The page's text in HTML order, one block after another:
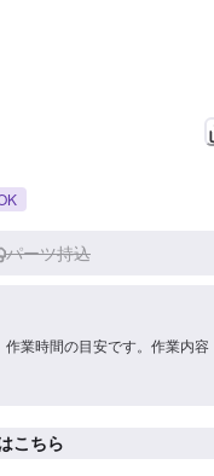
パーツ持込
業時間の目安です。作業内容
こちら